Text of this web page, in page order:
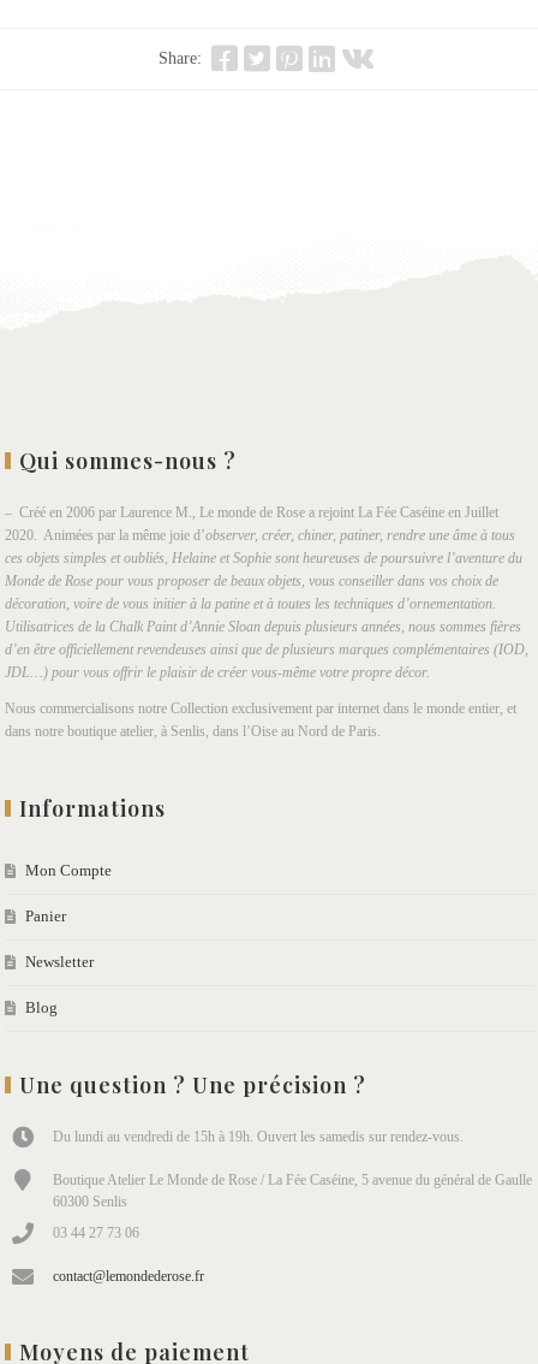
Share:
Qui sommes-nous ?
– Créé en 2006 par Laurence M., Le monde de Rose a rejoint La Fée Caséine en Juillet
2020. Animées par la même joie d’observer, créer, chiner, patiner, rendre une âme à tous
ces objets simples et oubliés, Helaine et Sophie sont heureuses de poursuivre l’aventure du
Monde de Rose pour vous proposer de beaux objets, vous conseiller dans vos choix de
décoration, voire de vous initier à la patine et à toutes les techniques d’ornementation.
Utilisatrices de la Chalk Paint d’Annie Sloan depuis plusieurs années, nous sommes fières
d’en être officiellement revendeuses ainsi que de plusieurs marques complémentaires (IOD,
JDL…) pour vous offrir le plaisir de créer vous-même votre propre décor.
Nous commercialisons notre Collection exclusivement par internet dans le monde entier, et
dans notre boutique atelier, à Senlis, dans l’Oise au Nord de Paris.
Informations
Mon Compte
Panier
Newsletter
Blog
Une question ? Une précision ?
Du lundi au vendredi de 15h à 19h. Ouvert les samedis sur rendez-vous.
Boutique Atelier Le Monde de Rose / La Fée Caséine, 5 avenue du général de Gaulle
60300 Senlis
03 44 27 73 06
contact@lemondederose.fr
Moyens de paiement